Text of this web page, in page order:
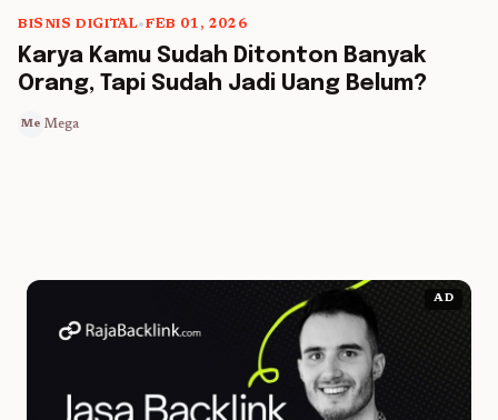
5 min read
BISNIS DIGITAL•FEB 01, 2026
Karya Kamu Sudah Ditonton Banyak
Orang, Tapi Sudah Jadi Uang Belum?
Me Mega
AD